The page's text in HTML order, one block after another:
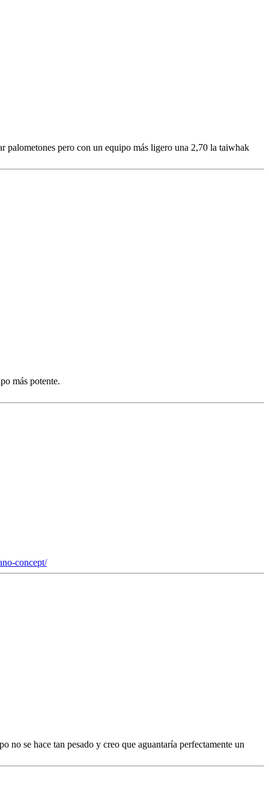
palometones pero con un equipo más ligero una 2,70 la taiwhak
más potente.
concept/
se hace tan pesado y creo que aguantaría perfectamente un